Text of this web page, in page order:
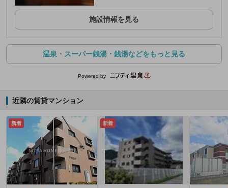
施設情報を見る
温泉・スーパー銭湯・銭湯などをもっと見る
Powered by
近隣の賃貸マンション
新着 新着